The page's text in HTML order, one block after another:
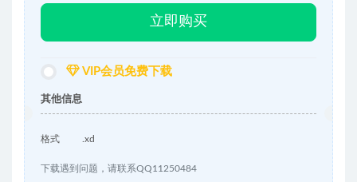
立即购买
VIP会员免费下载
其他信息
格式 .xd
下载遇到问题，请联系QQ11250484